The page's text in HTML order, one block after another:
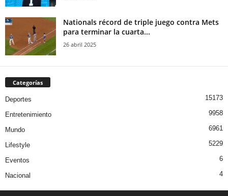
Nationals récord de triple juego contra Mets
para terminar la cuarta...
26 abril 2025
Categorías
Deportes 15173
Entretenimiento 9958
Mundo 6961
Lifestyle 5229
Eventos 6
Nacional 4